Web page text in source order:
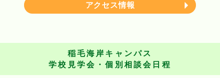
アクセス情報
稲毛海岸キャンパス
学校見学会・個別相談会日程